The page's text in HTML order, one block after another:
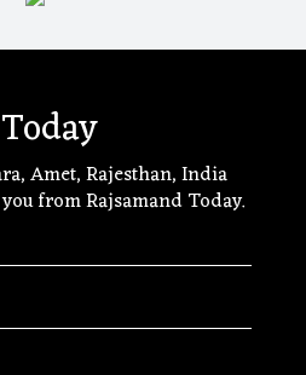
Amet, Rajesthan, India
from Rajsamand Today.